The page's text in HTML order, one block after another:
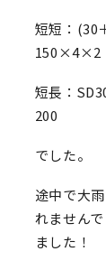
短短：(30
150×4×2
短長：
200
でした。
途中で大
れません
ました！